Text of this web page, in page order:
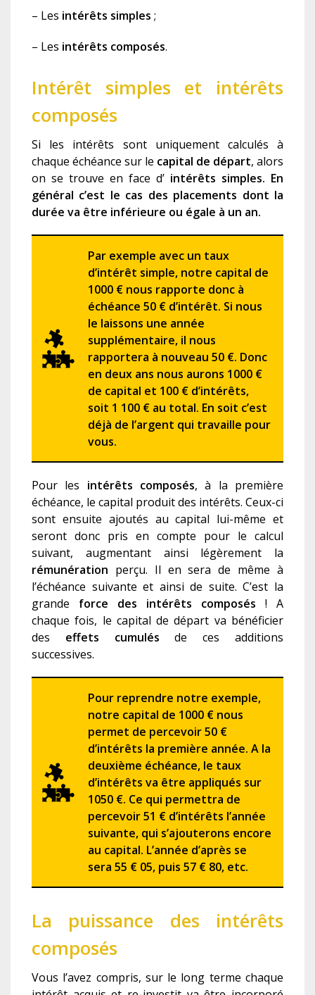
– Les intérêts simples ;
– Les intérêts composés.
Intérêt simples et intérêts
composés
Si les intérêts sont uniquement calculés à
chaque échéance sur le capital de départ, alors
on se trouve en face d’ intérêts simples. En
général c’est le cas des placements dont la
durée va être inférieure ou égale à un an.
Par exemple avec un taux
d’intérêt simple, notre capital de
1000 € nous rapporte donc à
échéance 50 € d’intérêt. Si nous
le laissons une année
supplémentaire, il nous
rapportera à nouveau 50 €. Donc
en deux ans nous aurons 1000 €
de capital et 100 € d’intérêts,
soit 1 100 € au total. En soit c’est
déjà de l’argent qui travaille pour
vous.
Pour les intérêts composés, à la première
échéance, le capital produit des intérêts. Ceux-ci
sont ensuite ajoutés au capital lui-même et
seront donc pris en compte pour le calcul
suivant, augmentant ainsi légèrement la
rémunération perçu. Il en sera de même à
l’échéance suivante et ainsi de suite. C’est la
grande force des intérêts composés ! A
chaque fois, le capital de départ va bénéficier
des effets cumulés de ces additions
successives.
Pour reprendre notre exemple,
notre capital de 1000 € nous
permet de percevoir 50 €
d’intérêts la première année. A la
deuxième échéance, le taux
d’intérêts va être appliqués sur
1050 €. Ce qui permettra de
percevoir 51 € d’intérêts l’année
suivante, qui s’ajouterons encore
au capital. L’année d’après se
sera 55 € 05, puis 57 € 80, etc.
La puissance des intérêts
composés
Vous l’avez compris, sur le long terme chaque